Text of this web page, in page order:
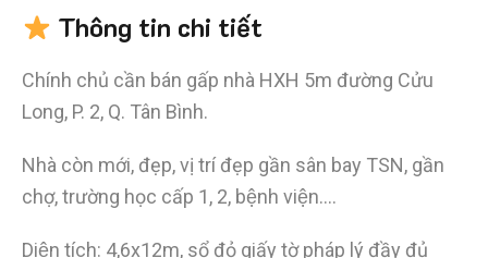
Thông tin chi tiết
Chính chủ cần bán gấp nhà HXH 5m đường Cửu
Long, P. 2, Q. Tân Bình.
Nhà còn mới, đẹp, vị trí đẹp gần sân bay TSN, gần
chợ, trường học cấp 1, 2, bệnh viện….
Diện tích: 4,6x12m, sổ đỏ giấy tờ pháp lý đầy đủ